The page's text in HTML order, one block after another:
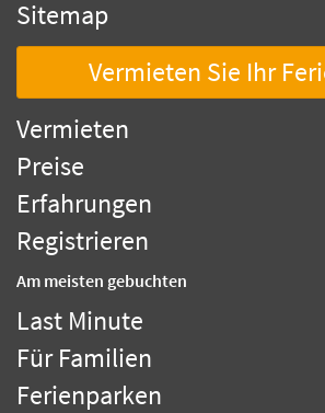
Sitemap
Vermieten Sie Ihr
Vermieten
Preise
Erfahrungen
Registrieren
Am meisten gebuchten
Last Minute
Für Familien
Ferienparken